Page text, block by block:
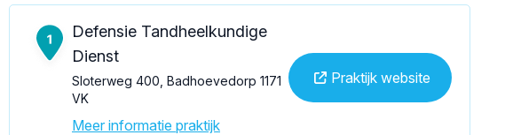
Defensie Tandheelkundige
Dienst
Sloterweg 400, Badhoevedorp 1171
VK
Meer informatie praktijk
Praktijk website